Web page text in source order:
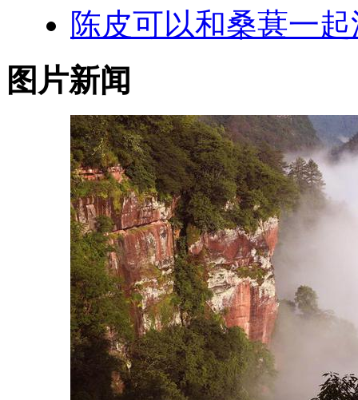
陈皮可以和桑葚一
图片新闻